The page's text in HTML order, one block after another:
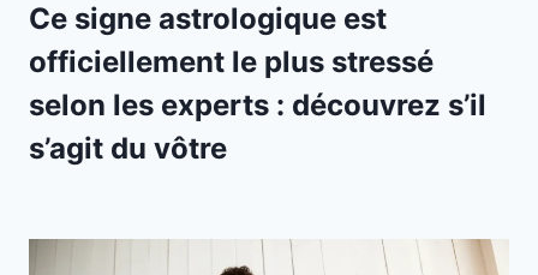
Ce signe astrologique est
officiellement le plus stressé
selon les experts : découvrez s’il
s’agit du vôtre